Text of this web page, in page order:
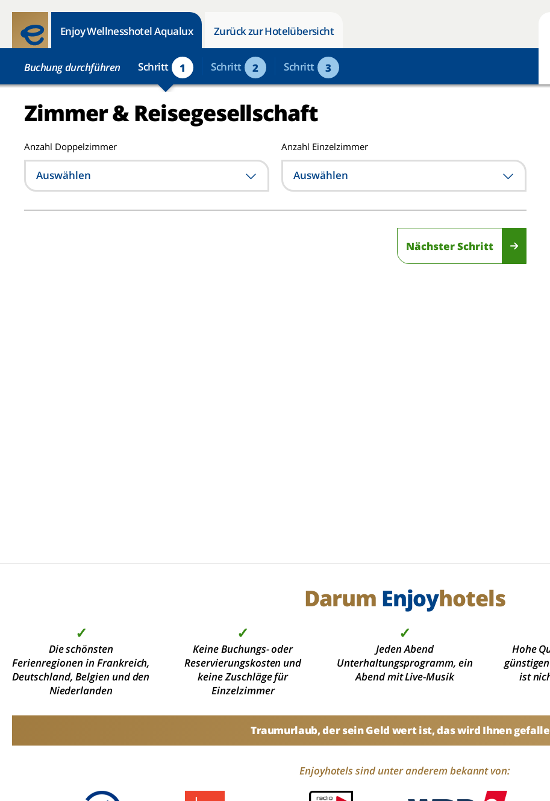
Enjoy Wellnesshotel Aqualux Zurück zur Hotelübersicht
Buchung durchführen Schritt 1 Schritt 2 Schritt 3
Zimmer & Reisegesellschaft
Anzahl Doppelzimmer
Auswählen
Anzahl Einzelzimmer
Auswählen
Nächster Schritt
Darum Enjoyhotels
✓
Die schönsten
Ferienregionen in Frankreich,
Deutschland, Belgien und den
Niederlanden
✓
Keine Buchungs- oder
Reservierungskosten und
keine Zuschläge für
Einzelzimmer
✓
Jeden Abend
Unterhaltungsprogramm, ein
Abend mit Live-Musik
Hohe
ist
Traumurlaub, der sein Geld wert ist, das wird Ihnen
Enjoyhotels sind unter anderem bekannt von: